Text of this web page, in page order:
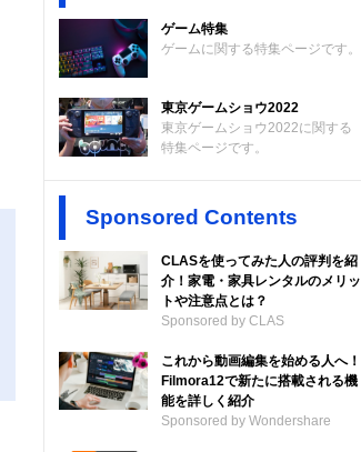
ゲーム特集
ゲームに関する特集ページです。
東京ゲームショウ2022
東京ゲームショウ2022に関する
特集ページです。
Sponsored Contents
CLASを使ってみた人の評判を紹
介！家電・家具レンタルのメリッ
トや注意点とは？
Sponsored by CLAS
これから動画編集を始める人へ！
Filmora12で新たに搭載される機
能を詳しく紹介
Sponsored by Wondershare